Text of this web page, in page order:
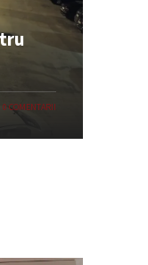
0 COMENTARII